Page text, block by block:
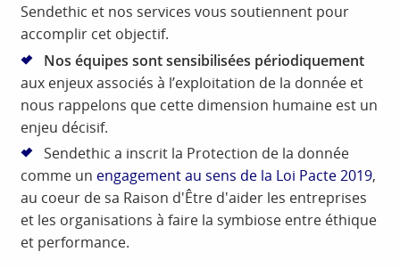
Sendethic et nos services vous soutiennent pour
accomplir cet objectif.
Nos équipes sont sensibilisées périodiquement
aux enjeux associés à l’exploitation de la donnée et
nous rappelons que cette dimension humaine est un
enjeu décisif.
Sendethic a inscrit la Protection de la donnée
comme un engagement au sens de la Loi Pacte 2019,
au coeur de sa Raison d'Être d'aider les entreprises
et les organisations à faire la symbiose entre éthique
et performance.